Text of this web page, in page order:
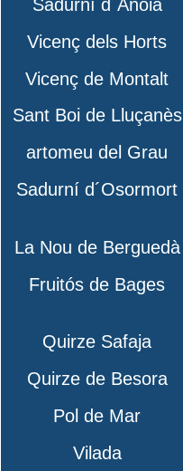
Sadurní d´Anoia
Vicenç dels Horts
Vicenç de Montalt
Sant Boi de Lluçanès
artomeu del Grau
Sadurní d´Osormort
La Nou de Berguedà
Fruitós de Bages
Quirze Safaja
Quirze de Besora
Pol de Mar
Vilada